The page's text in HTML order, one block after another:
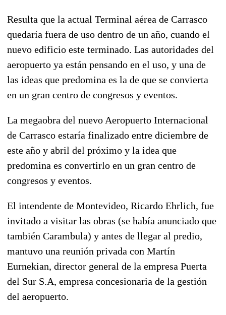
Resulta que la actual Terminal aérea de Carrasco
quedaría fuera de uso dentro de un año, cuando el
nuevo edificio este terminado. Las autoridades del
aeropuerto ya están pensando en el uso, y una de
las ideas que predomina es la de que se convierta
en un gran centro de congresos y eventos.
La megaobra del nuevo Aeropuerto Internacional
de Carrasco estaría finalizado entre diciembre de
este año y abril del próximo y la idea que
predomina es convertirlo en un gran centro de
congresos y eventos.
El intendente de Montevideo, Ricardo Ehrlich, fue
invitado a visitar las obras (se había anunciado que
también Carambula) y antes de llegar al predio,
mantuvo una reunión privada con Martín
Eurnekian, director general de la empresa Puerta
del Sur S.A, empresa concesionaria de la gestión
del aeropuerto.